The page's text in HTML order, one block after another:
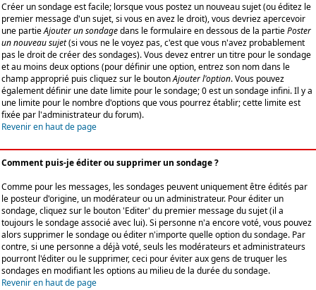
Créer un sondage est facile; lorsque vous postez un nouveau sujet (ou éditez le
premier message d'un sujet, si vous en avez le droit), vous devriez apercevoir
une partieAjouter un sondagedans le formulaire en dessous de la partiePoster
un nouveau sujet(si vous ne le voyez pas, c'est que vous n'avez probablement
pas le droit de créer des sondages). Vous devez entrer un titre pour le sondage
et au moins deux options (pour définir une option, entrez son nom dans le
champ approprié puis cliquez sur le boutonAjouter l'option. Vous pouvez
également définir une date limite pour le sondage; 0 est un sondage infini. Il y a
une limite pour le nombre d'options que vous pourrez établir; cette limite est
fixée par l'administrateur du forum).
Revenir en haut de page
Comment puis-je éditer ou supprimer un sondage ?
Comme pour les messages, les sondages peuvent uniquement être édités par
le posteur d'origine, un modérateur ou un administrateur. Pour éditer un
sondage, cliquez sur le bouton 'Editer' du premier message du sujet (il a
toujours le sondage associé avec lui). Si personne n'a encore voté, vous pouvez
alors supprimer le sondage ou éditer n'importe quelle option du sondage. Par
contre, si une personne a déjà voté, seuls les modérateurs et administrateurs
pourront l'éditer ou le supprimer, ceci pour éviter aux gens de truquer les
sondages en modifiant les options au milieu de la durée du sondage.
Revenir en haut de page